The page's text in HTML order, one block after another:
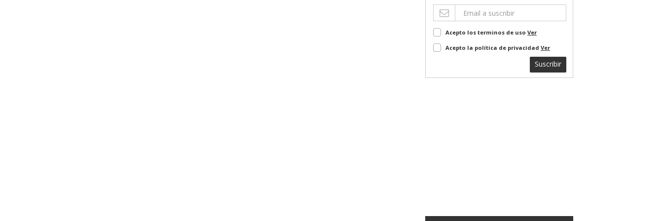
Acepto los terminos de uso Ver
Acepto la política de privacidad Ver
Suscribir